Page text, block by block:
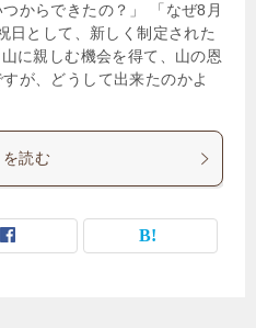
からできたの？」 「なぜ8月
日として、新しく制定された
に親しむ機会を得て、山の恩
が、どうして出来たのかよ
読む